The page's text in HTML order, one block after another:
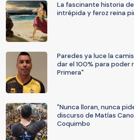
La fascinante historia
intrépida y feroz reina
Paredes ya luce la
dar el 100% para poder
Primera"
"Nunca lloran, nunca
discurso de Matías
Coquimbo